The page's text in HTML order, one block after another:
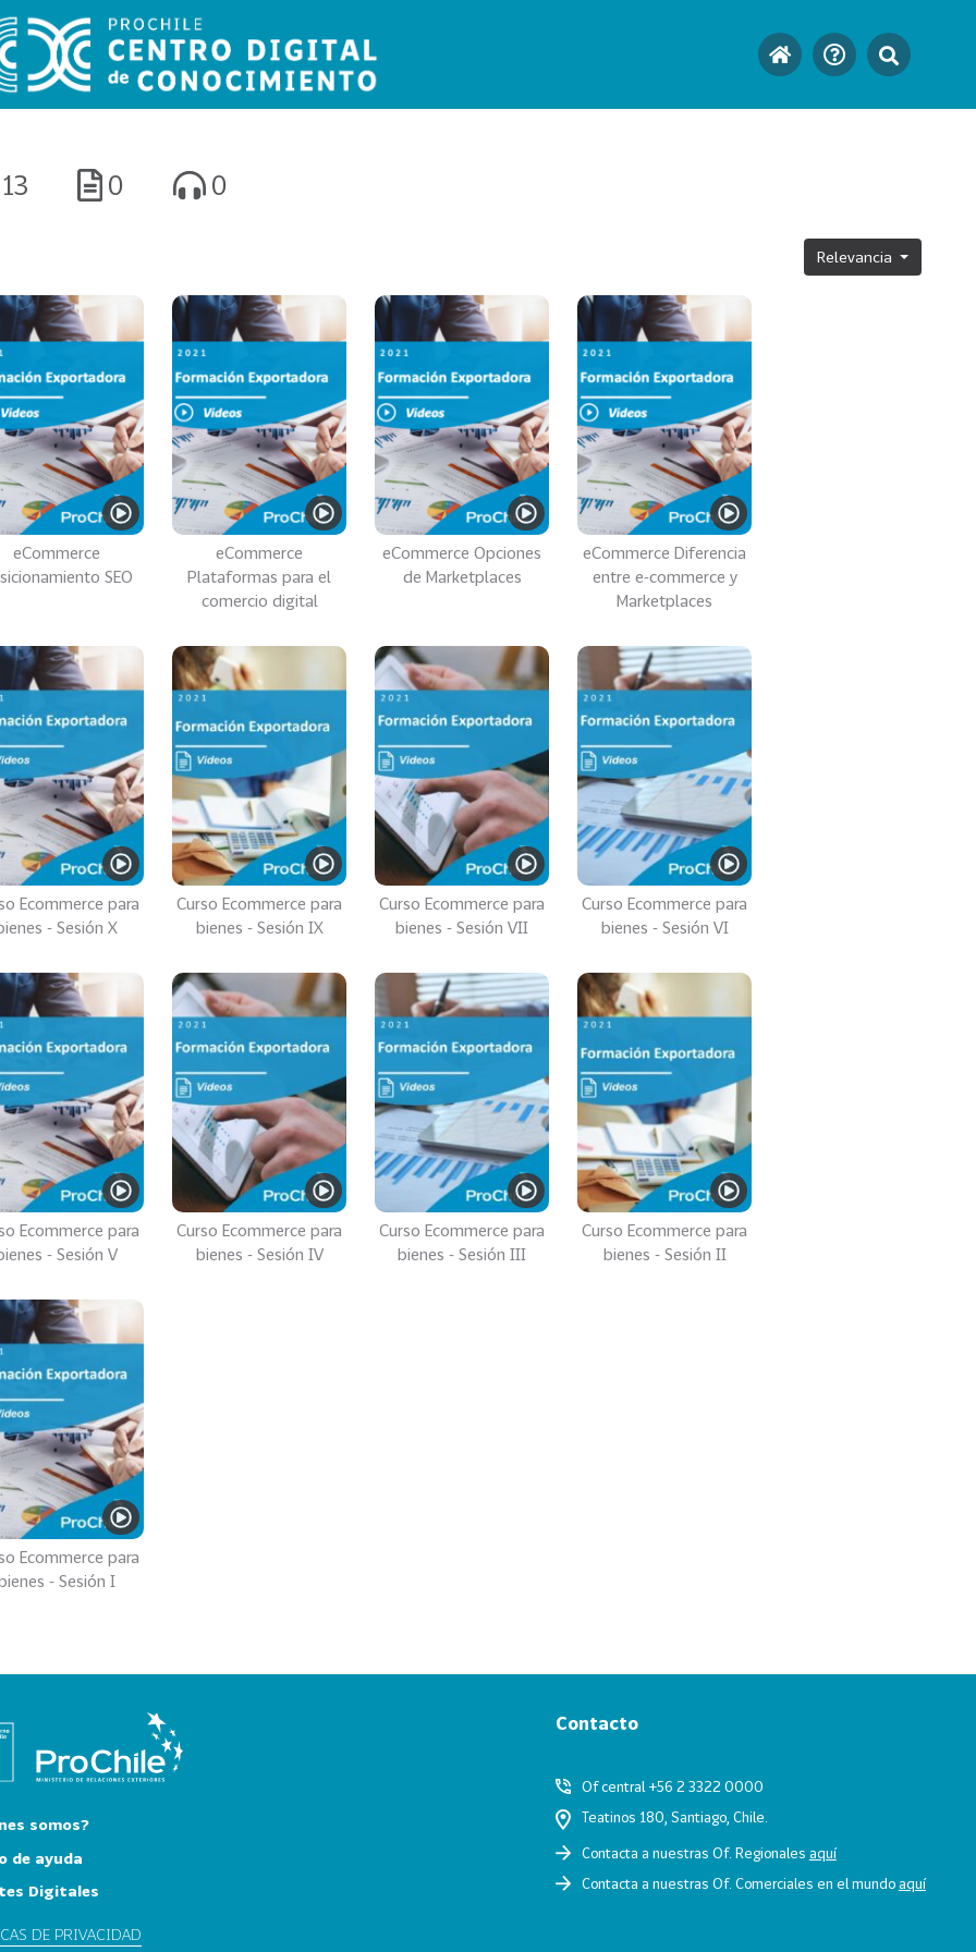
13 0 0
Relevancia
eCommerce
SEO
eCommerce
Plataformas para el
comercio digital
eCommerce Opciones
de Marketplaces
eCommerce Diferencia
entre e-commerce y
Marketplaces
Ecommerce para
- Sesión X
Curso Ecommerce para
bienes - Sesión IX
Curso Ecommerce para
bienes - Sesión VII
Curso Ecommerce para
bienes - Sesión VI
Ecommerce para
- Sesión V
Curso Ecommerce para
bienes - Sesión IV
Curso Ecommerce para
bienes - Sesión III
Curso Ecommerce para
bienes - Sesión II
Ecommerce para
- Sesión I
somos?
de ayuda
Digitales
DE PRIVACIDAD
Contacto
Of central +56 2 3322 0000
Teatinos 180, Santiago, Chile.
Contacta a nuestras Of. Regionales aquí
Contacta a nuestras Of. Comerciales en el mundoaquí